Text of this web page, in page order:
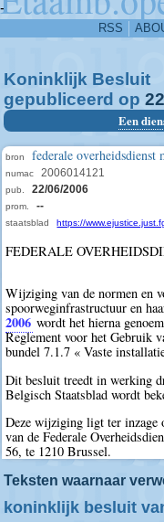
-
RSS
Koninklijk Besluit
gepubliceerd op 22
Een
bron federale
numac 2006014121
pub. 22/06/2006
prom. --
staatsblad https://
FEDERALE
Wijziging van de normen en
spoorweginfrastructuur en
2006 wordt het hierna
Reglement voor het Gebruik
bundel 7.1.7 « Vaste
Dit besluit treedt in werking
Belgisch Staatsblad wordt
Deze wijziging ligt ter inzage
van de Federale
56, te 1210 Brussel.
Teksten waarnaar
koninklijk besluit